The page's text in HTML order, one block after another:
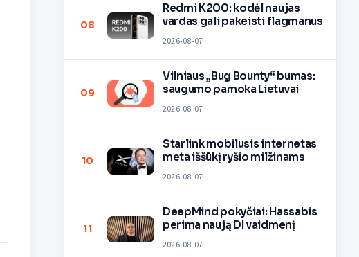
08
Redmi K200: kodėl naujas
vardas gali pakeisti flagmanus
2026-08-07
09
Vilniaus „Bug Bounty“ bumas:
saugumo pamoka Lietuvai
2026-08-07
10
Starlink mobilusis internetas
meta iššūkį ryšio milžinams
2026-08-07
11
DeepMind pokyčiai: Hassabis
perima naują DI vaidmenį
2026-08-07